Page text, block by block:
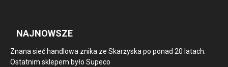
NAJNOWSZE
Znana sieć handlowa znika ze Skarżyska po ponad 20 latach.
Ostatnim sklepem było Supeco